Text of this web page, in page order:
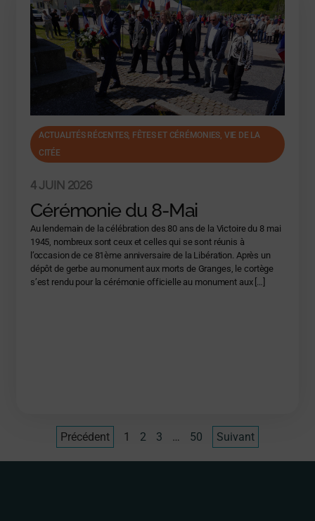
ACTUALITÉS RÉCENTES, FÊTES ET CÉRÉMONIES, VIE DE LA
CITÉE
4 JUIN 2026
Cérémonie du 8-Mai
Au lendemain de la célébration des 80 ans de la Victoire du 8 mai
1945, nombreux sont ceux et celles qui se sont réunis à
l’occasion de ce 81ème anniversaire de la Libération. Après un
dépôt de gerbe au monument aux morts de Granges, le cortège
s’est rendu pour la cérémonie officielle au monument aux […]
Précédent 1 2 3 … 50 Suivant